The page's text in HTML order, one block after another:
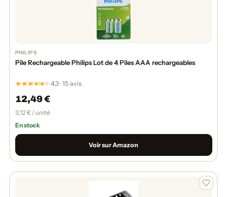
PHILIPS
Pile Rechargeable Philips Lot de 4 Piles AAA rechargeables
4,3 · 15 avis
12,49 €
3,12 € / unité
En stock
Voir sur Amazon